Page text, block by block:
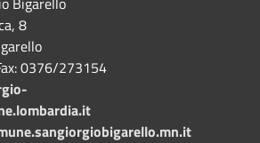
8
0376/273154